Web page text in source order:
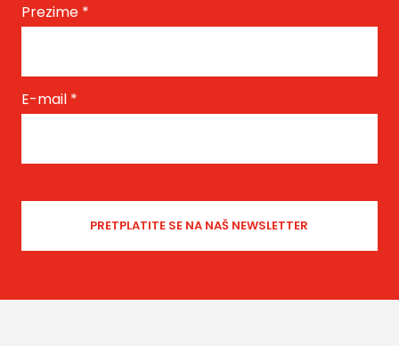
Prezime *
E-mail *